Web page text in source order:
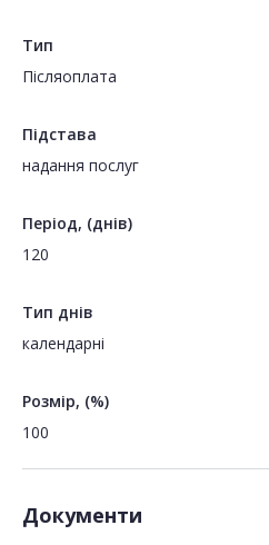
Тип
Пiсляоплата
Підстава
надання послуг
Період, (днів)
120
Тип днів
календарні
Розмір, (%)
100
Документи